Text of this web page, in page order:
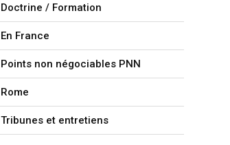
Doctrine / Formation
En France
Points non négociables PNN
Rome
Tribunes et entretiens